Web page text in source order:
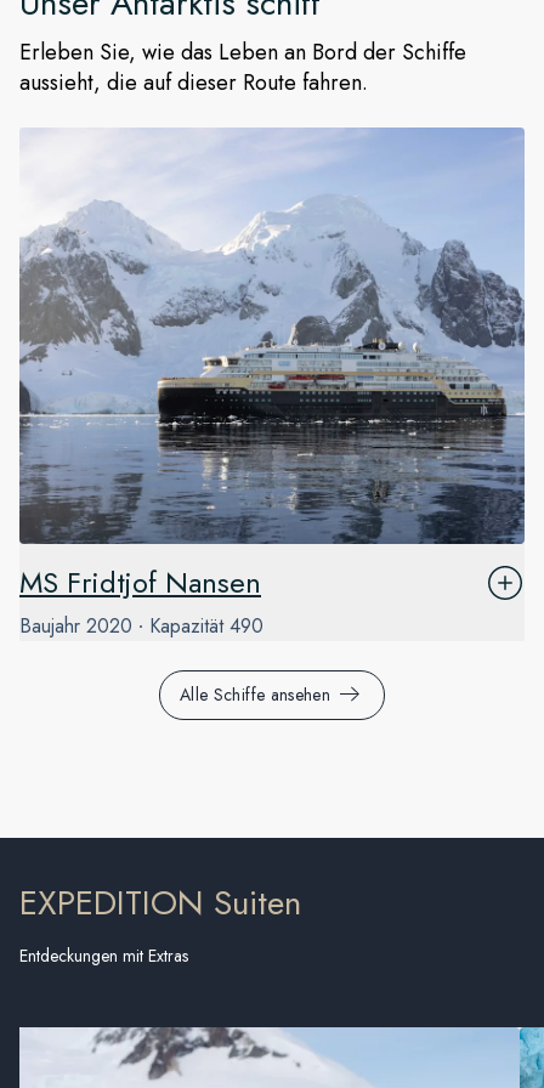
Erleben Sie, wie das Leben an Bord der Schiffe
aussieht, die auf dieser Route fahren.
MS Fridtjof Nansen
Baujahr 2020 Kapazität 490
Alle Schiffe ansehen
EXPEDITION Suiten
Entdeckungen mit Extras